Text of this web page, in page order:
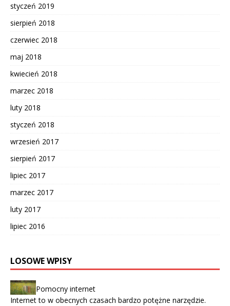
styczeń 2019
sierpień 2018
czerwiec 2018
maj 2018
kwiecień 2018
marzec 2018
luty 2018
styczeń 2018
wrzesień 2017
sierpień 2017
lipiec 2017
marzec 2017
luty 2017
lipiec 2016
LOSOWE WPISY
Pomocny internet
Internet to w obecnych czasach bardzo potężne narzędzie.